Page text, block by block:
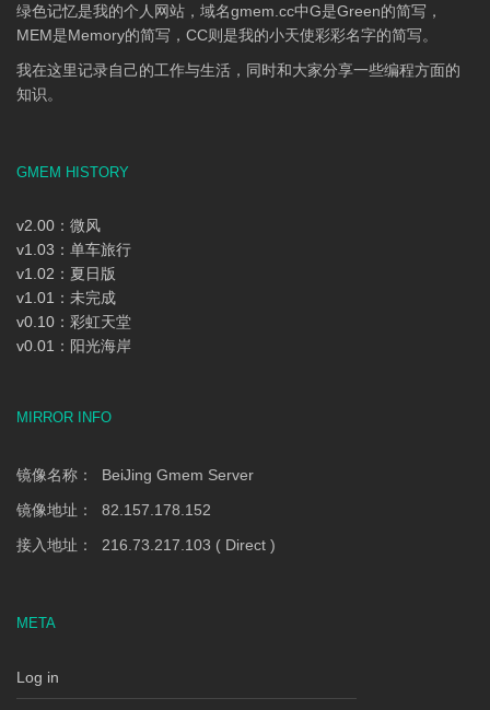
绿色记忆是我的个人网站，域名gmem.cc中G是Green的简写，
MEM是Memory的简写，CC则是我的小天使彩彩名字的简写。
我在这里记录自己的工作与生活，同时和大家分享一些编程方面的
知识。
GMEM HISTORY
v2.00：微风
v1.03：单车旅行
v1.02：夏日版
v1.01：未完成
v0.10：彩虹天堂
v0.01：阳光海岸
MIRROR INFO
镜像名称： BeiJing Gmem Server
镜像地址： 82.157.178.152
接入地址： 216.73.217.103 ( Direct )
META
Log in